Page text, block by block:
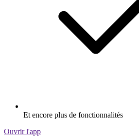
Et encore plus de fonctionnalités
Ouvrir l'app